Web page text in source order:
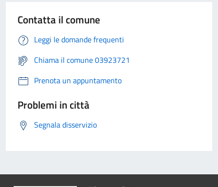
Contatta il comune
Leggi le domande frequenti
Chiama il comune 03923721
Prenota un appuntamento
Problemi in città
Segnala disservizio